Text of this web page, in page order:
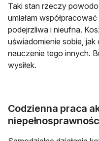
Taki stan rzeczy
umiałam
podejrzliwa i nieufna.
uświadomienie sobie,
nauczenie tego innych.
wysiłek.
Codzienna praca